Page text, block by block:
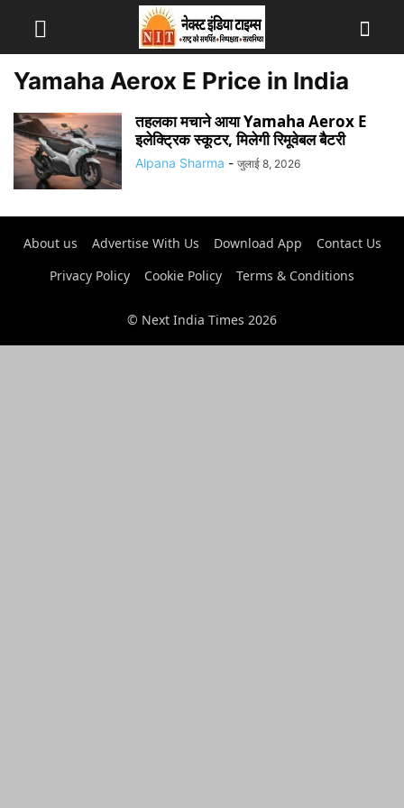
Yamaha Aerox E Price in India
तहलका मचाने आया Yamaha Aerox E
इलेक्ट्रिक स्कूटर, मिलेगी रिमूवेबल बैटरी
Alpana Sharma - जुलाई 8, 2026
About us Advertise With Us Download App
Contact Us
Privacy Policy
Cookie Policy Terms & Conditions
© Next India Times 2026